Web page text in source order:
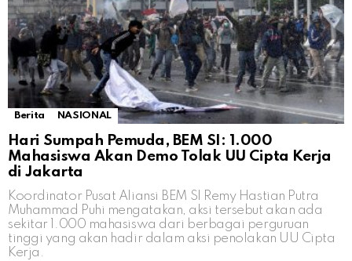
Berita NASIONAL
Hari Sumpah Pemuda, BEM SI: 1.000
Mahasiswa Akan Demo Tolak UU Cipta Kerja
di Jakarta
Koordinator Pusat Aliansi BEM SI Remy Hastian Putra
Muhammad Puhi mengatakan, aksi tersebut akan ada
sekitar 1.000 mahasiswa dari berbagai perguruan
tinggi yang akan hadir dalam aksi penolakan UU Cipta
Kerja.